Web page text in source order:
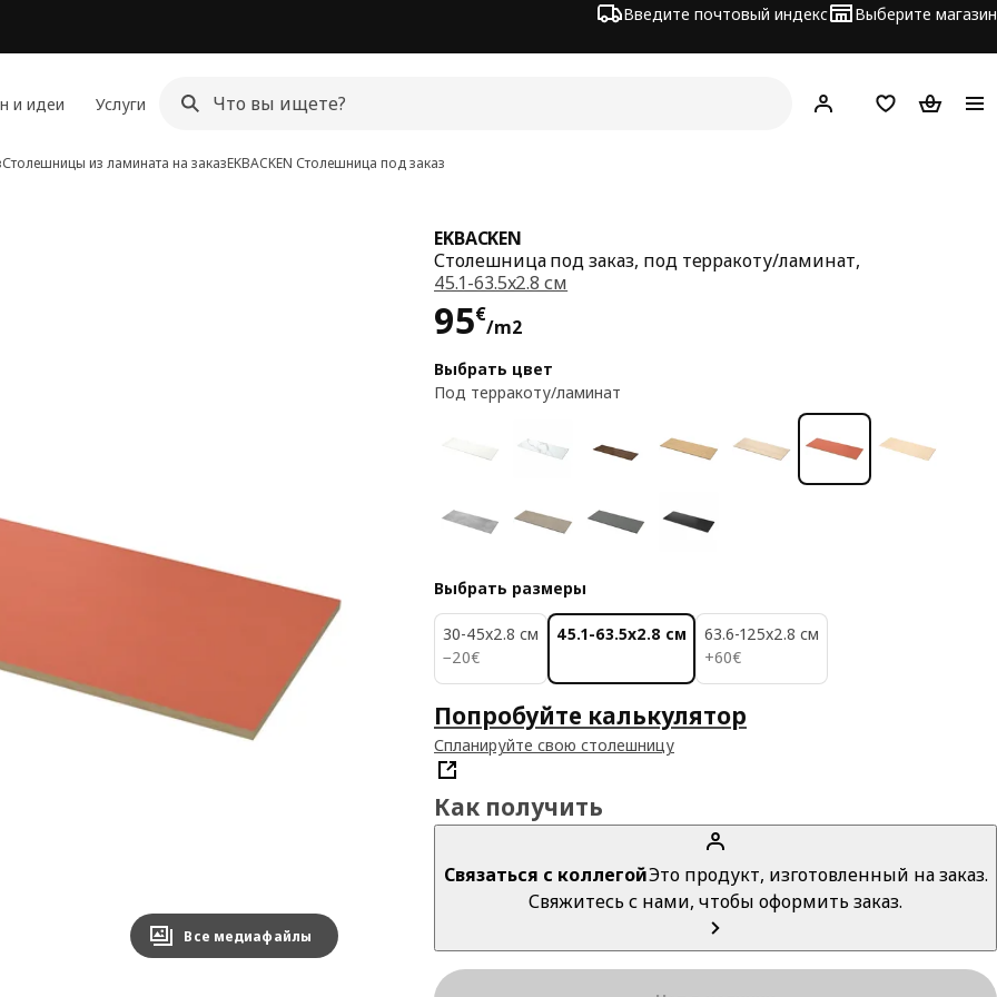
Введите почтовый индекс Выберите магазин
и идеи Услуги Hej! ВойтиСписокКорзина
Столешницы из ламината на заказEKBACKEN Столешница под заказ
Все медиафайлы
EKBACKEN
Столешница под заказ, под терракоту/ламинат,
45.1-63.5x2.8 см
95€
/m2
Цена 95€/m2
Выбрать цвет
Под терракоту/ламинат
Выбрать размеры
30-45x2.8 см
−20€
20€
45.1-63.5x2.8 см
63.6-125x2.8 см
+60€
60€
Попробуйте калькулятор
Спланируйте свою столешницу
Как получить
Связаться с коллегойЭто продукт, изготовленный на заказ.
Свяжитесь с нами, чтобы оформить заказ.